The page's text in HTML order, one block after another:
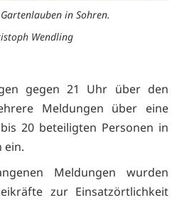
in Sohren.
Wendling
gegen 21 Uhr über den
Meldungen über eine
20 beteiligten Personen in
ein.
Meldungen wurden
zur Einsatzörtlichkeit